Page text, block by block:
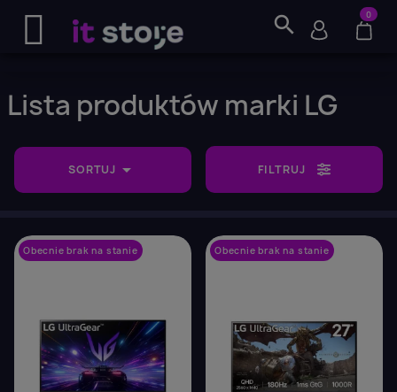
search 0
Lista produktów marki LG
SORTUJ  FILTRUJ
Obecnie brak na stanie Obecnie brak na stanie